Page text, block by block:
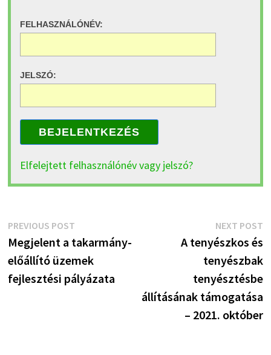
FELHASZNÁLÓNÉV:
JELSZÓ:
BEJELENTKEZÉS
Elfelejtett felhasználónév vagy jelszó?
Bejegyzés
navigáció
PREVIOUS POSTPrevious
post:
Megjelent a takarmány-
előállító üzemek
fejlesztési pályázata
NEXT POST
A tenyészkos és
tenyészbak
tenyésztésbe
állításának támogatása
– 2021. október